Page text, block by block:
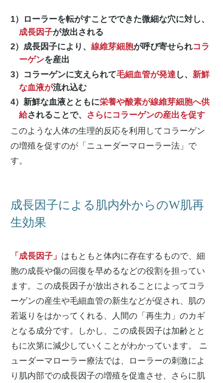
1）ローラーを転がすことでできた微細な穴に対し、
成長因子が放出される
2）成長因子により、 線維芽細胞が呼び寄せられコラ
ーゲンを産出
3）コラーゲンに支えられて毛細血管が発達 し、 新鮮
な血液が流れ込む
4）新鮮な血液とともに栄養や酸素が線維芽細胞へ供
給されることで、
さらにコラーゲンの産出を促す
このような人体の生理的反応を利用してコラーゲン
の増殖を促すのが「ニューダーマローラー法」で
す。
成長因子による肌内外からのW肌再
生効果
「成長因子」 はもともと体内に存在するもので、細
胞の成長や傷の回復を早めるなどの役割を担ってい
ます。この成長因子が放出されることによってコラ
ーゲンの産生や毛細血管の新生などが促され、肌の
若返りをはかってくれる、人間の「再生力」のカギ
となる成分です。しかし、この成長因子は加齢とと
もに次第に減少していくことがわかっています。 ニ
ューダーマローラー療法では、ローラーの刺激によ
り肌内部での成長因子の増殖を促進させ、さらに肌